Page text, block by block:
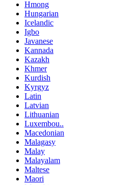
Hmong
Hungarian
Icelandic
Igbo
Javanese
Kannada
Kazakh
Khmer
Kurdish
Kyrgyz
Latin
Latvian
Lithuanian
Luxembou..
Macedonian
Malagasy
Malay
Malayalam
Maltese
Maori